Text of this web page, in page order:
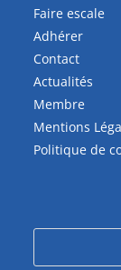
Faire escale
Adhérer
Contact
Actualités
Membre
Mentions
Politique de